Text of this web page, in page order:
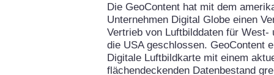
Die GeoContent hat mit dem
Unternehmen Digital Globe einen
Vertrieb von Luftbilddaten für West-
die USA geschlossen. GeoContent
Digitale Luftbildkarte mit einem
flächendeckenden Datenbestand